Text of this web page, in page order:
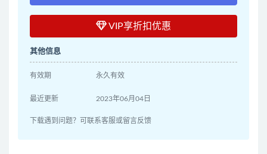
VIP享折扣优惠
其他信息
有效期 永久有效
最近更新 2023年06月04日
下载遇到问题？可联系客服或留言反馈